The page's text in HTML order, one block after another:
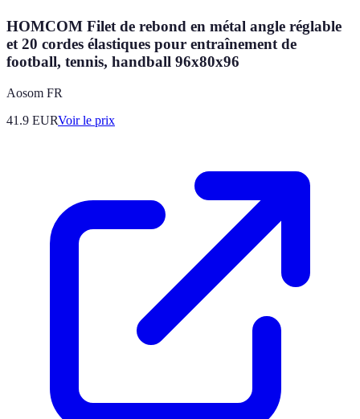
HOMCOM Filet de rebond en métal angle réglable
et 20 cordes élastiques pour entraînement de
football, tennis, handball 96x80x96
Aosom FR
41.9 EURVoir le prix